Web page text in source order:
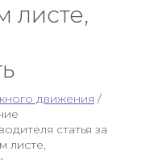
листе,
движения /
статья за
листе,